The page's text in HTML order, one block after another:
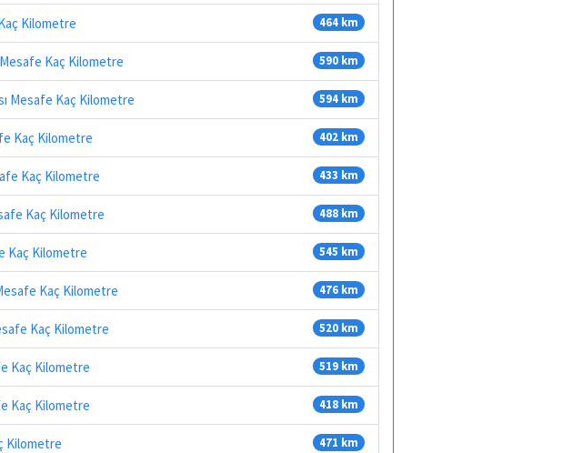
Kilometre 464 km
Kaç Kilometre 590 km
Mesafe Kaç Kilometre 594 km
Kaç Kilometre 402 km
Kaç Kilometre 433 km
Kaç Kilometre 488 km
Kaç Kilometre 545 km
Kaç Kilometre 476 km
Kaç Kilometre 520 km
Kaç Kilometre 519 km
Kaç Kilometre 418 km
Kilometre 471 km